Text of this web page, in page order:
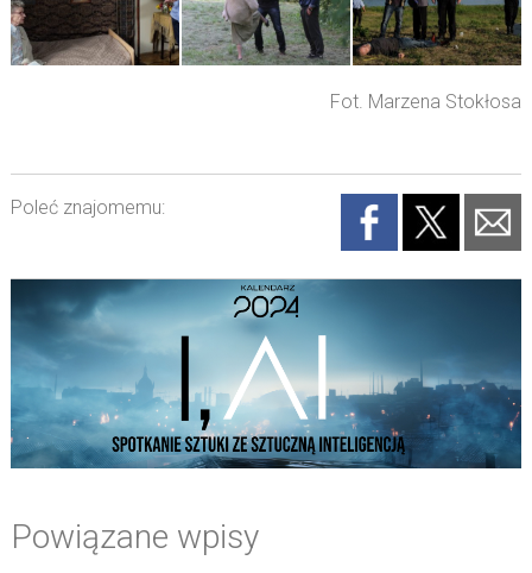
Fot. Marzena Stokłosa
Poleć znajomemu:
Powiązane wpisy